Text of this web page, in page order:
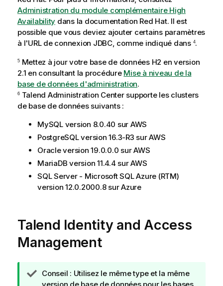
Administration du module complémentaire High
Availability dans la documentation Red Hat. Il est
possible que vous deviez ajouter certains paramètres
à l'URL de connexion JDBC, comme indiqué dans 4.
5Mettez à jour votre base de données H2 en version
2.1 en consultant la procédure Mise à niveau de la
base de données d'administration.
6 Talend Administration Centersupporte les clusters
de base de données suivants :
MySQL version 8.0.40 sur AWS
PostgreSQL version 16.3-R3 sur AWS
Oracle version 19.0.0.0 sur AWS
MariaDB version 11.4.4 sur AWS
SQL Server - Microsoft SQL Azure (RTM)
version 12.0.2000.8 sur Azure
Talend Identity and Access
Management
N
Conseil : Utilisez le même type et la même